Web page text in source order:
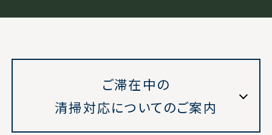
ご滞在中の
清掃対応についてのご案内
アクセス
愛犬と愉しむ